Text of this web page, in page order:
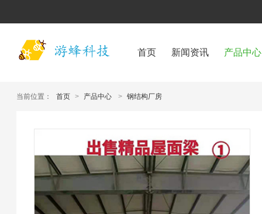
首页 新闻资讯 产品中心
当前位置： 首页 > 产品中心 > 钢结构厂房